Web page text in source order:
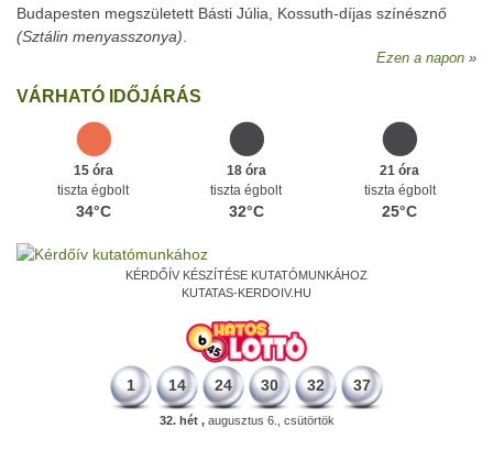
Budapesten megszületett Básti Júlia, Kossuth-díjas színésznő
(Sztálin menyasszonya)
Ezen a napon
VÁRHATÓ IDŐJÁRÁS
15 óra
tiszta égbolt
34°C
18 óra
tiszta égbolt
32°C
21 óra
tiszta égbolt
25°C
KÉRDŐÍV KÉSZÍTÉSE KUTATÓMUNKÁHOZ
KUTATAS-KERDOIV.HU
1 14 24 30 32 37
32. hét ,augusztus 6., csütörtök